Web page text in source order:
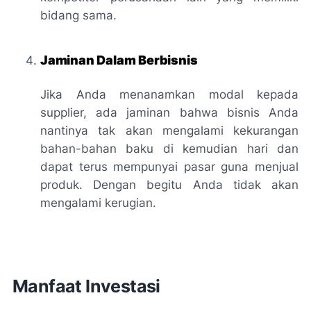
bidang sama.
Jaminan Dalam Berbisnis
Jika Anda menanamkan modal kepada
supplier, ada jaminan bahwa bisnis Anda
nantinya tak akan mengalami kekurangan
bahan-bahan baku di kemudian hari dan
dapat terus mempunyai pasar guna menjual
produk. Dengan begitu Anda tidak akan
mengalami kerugian.
Manfaat Investasi